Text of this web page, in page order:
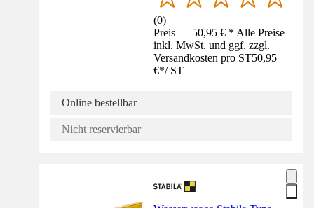
(0)
Preis — 50,95 € * Alle Preise
inkl. MwSt. und ggf. zzgl.
Versandkosten pro ST50,95
€*/ ST
Online bestellbar
Nicht reservierbar